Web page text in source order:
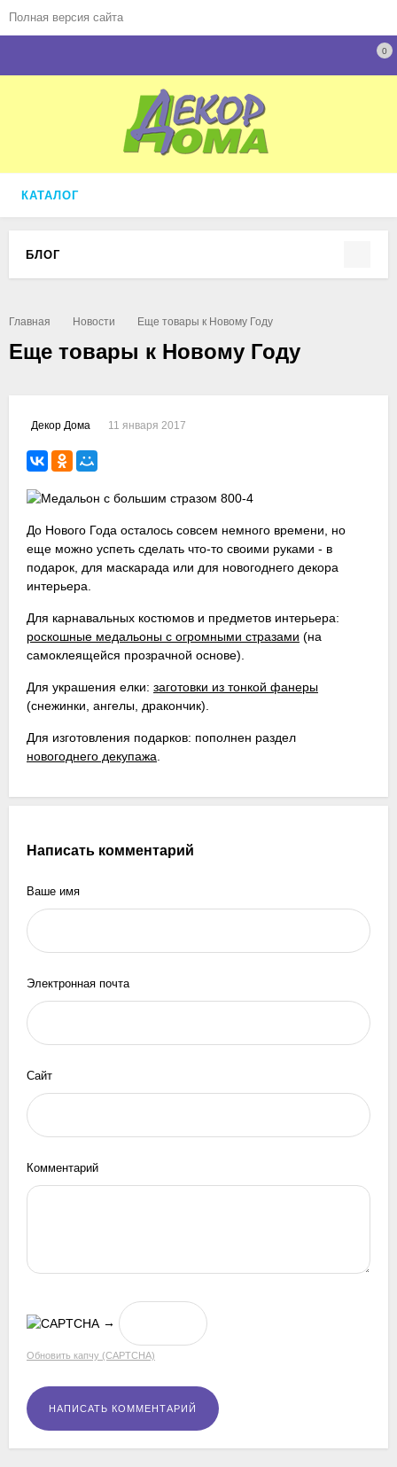
Полная версия сайта
0
КАТАЛОГ
Главная Новости Еще товары к Новому Году
Еще товары к Новому Году
Декор Дома 11 января 2017
До Нового Года осталось совсем немного времени, но
еще можно успеть сделать что-то своими руками - в
подарок, для маскарада или для новогоднего декора
интерьера.
Для карнавальных костюмов и предметов интерьера:
роскошные медальоны с огромными стразами (на
самоклеящейся прозрачной основе).
Для украшения елки: заготовки из тонкой фанеры
(снежинки, ангелы, дракончик).
Для изготовления подарков: пополнен раздел
новогоднего декупажа.
Написать комментарий
Ваше имя
Электронная почта
Сайт
Комментарий
→
Обновить капчу (CAPTCHA)
БЛОГ